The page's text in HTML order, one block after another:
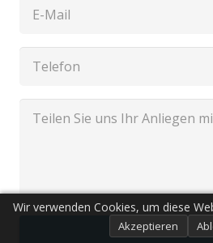
Senden
Wir verwenden Cookies, um diese
Akzeptieren